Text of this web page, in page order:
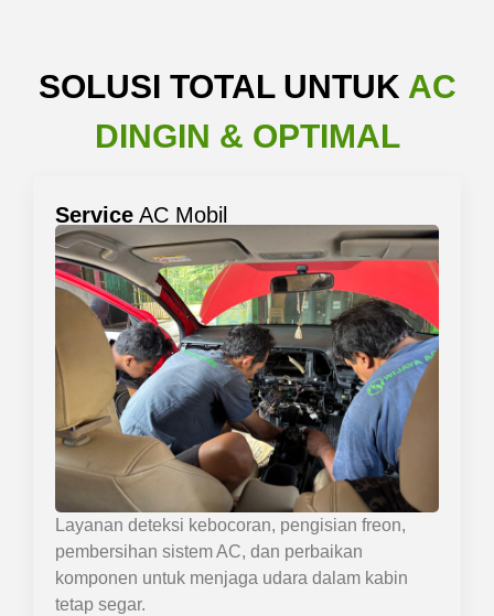
SOLUSI TOTAL UNTUK AC
DINGIN & OPTIMAL
Service AC Mobil
Layanan deteksi kebocoran, pengisian freon,
pembersihan sistem AC, dan perbaikan
komponen untuk menjaga udara dalam kabin
tetap segar.